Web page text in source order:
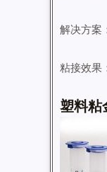
解决方案
粘接效果
塑料粘